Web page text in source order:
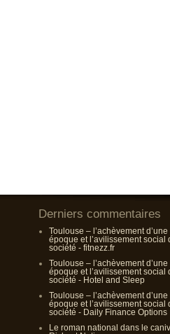
Derniers commentaires
Toulouse – l’achèvement d’une
époque et l’avilissement social
société - fitnezz.fr
Toulouse – l’achèvement d’une
époque et l’avilissement social
société - Hotel and Sleep
Toulouse – l’achèvement d’une
époque et l’avilissement social
société - Daily Finance Options
Le roman national dans le